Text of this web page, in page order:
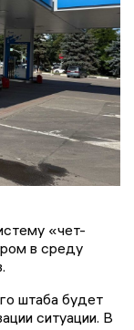
«чет-
в среду
штаба будет
ситуации. В